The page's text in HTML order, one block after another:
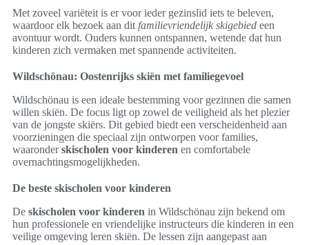
Met zoveel variëteit is er voor ieder gezinslid iets te beleven,
waardoor elk bezoek aan dit familievriendelijk skigebied een
avontuur wordt. Ouders kunnen ontspannen, wetende dat hun
kinderen zich vermaken met spannende activiteiten.
Wildschönau: Oostenrijks skiën met familiegevoel
Wildschönau is een ideale bestemming voor gezinnen die samen
willen skiën. De focus ligt op zowel de veiligheid als het plezier
van de jongste skiërs. Dit gebied biedt een verscheidenheid aan
voorzieningen die speciaal zijn ontworpen voor families,
waaronderskischolen voor kinderen en comfortabele
overnachtingsmogelijkheden.
De beste skischolen voor kinderen
De skischolen voor kinderen in Wildschönau zijn bekend om
hun professionele en vriendelijke instructeurs die kinderen in een
veilige omgeving leren skiën. De lessen zijn aangepast aan